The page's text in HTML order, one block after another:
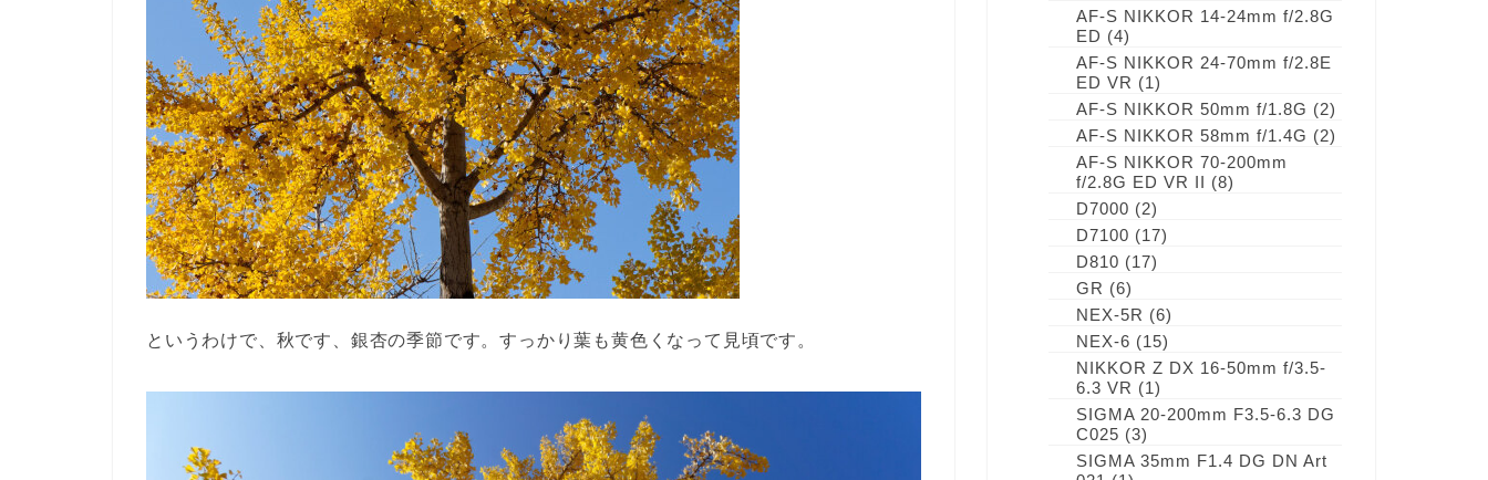
というわけで、秋です、銀杏の季節です。すっかり葉も黄色くなって見頃です。
AF-S NIKKOR 14-24mm f/2.8G
ED (4)
AF-S NIKKOR 24-70mm f/2.8E
ED VR (1)
AF-S NIKKOR 50mm f/1.8G (2)
AF-S NIKKOR 58mm f/1.4G (2)
AF-S NIKKOR 70-200mm
f/2.8G ED VR II (8)
D7000 (2)
D7100 (17)
D810 (17)
GR (6)
NEX-5R (6)
NEX-6 (15)
NIKKOR Z DX 16-50mm f/3.5-
6.3 VR (1)
SIGMA 20-200mm F3.5-6.3 DG
C025 (3)
SIGMA 35mm F1.4 DG DN Art